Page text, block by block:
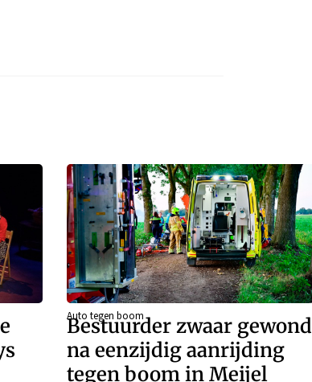
Auto tegen boom
Bestuurder zwaar gewond
na eenzijdig aanrijding
tegen boom in Meijel